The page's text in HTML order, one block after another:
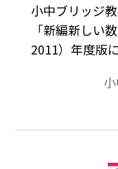
小中ブリッジ
「新編新しい
2011）年度版